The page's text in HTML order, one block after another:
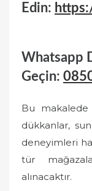
e
Edin:
Whatsapp
Geçin:
Bu makalede
dükkanlar,
deneyimleri
tür
alınacaktır.